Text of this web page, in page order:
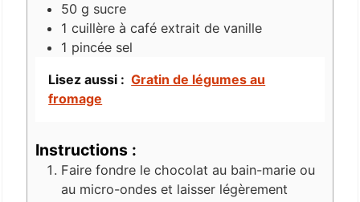
50 g sucre
1 cuillère à café extrait de vanille
1 pincée sel
Lisez aussi : Gratin de légumes au
fromage
Instructions :
Faire fondre le chocolat au bain-marie ou
au micro-ondes et laisser légèrement